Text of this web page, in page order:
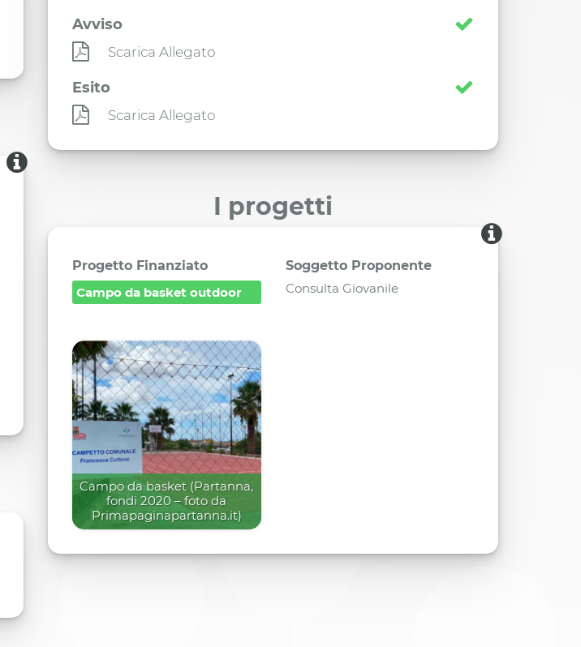
Avviso
Scarica Allegato
Esito
Scarica Allegato
I progetti
Progetto Finanziato
Soggetto Proponente
Campo da basket outdoor
Consulta Giovanile
Campo da basket (Partanna,
fondi 2020 – foto da
Primapaginapartanna.it)